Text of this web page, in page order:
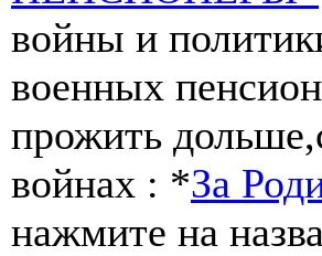
войны и
военных
прожить
войнах : *За
нажмите на